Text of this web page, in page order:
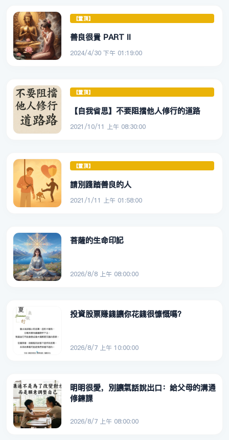
【置頂】
善良很貴 PART II
2024/4/30 下午 01:19:00
【置頂】
【自我省思】不要阻擋他人修行的道路
2021/10/11 上午 08:30:00
【置頂】
請別踐踏善良的人
2021/1/11 上午 01:58:00
菩薩的生命印記
2026/8/8 上午 08:00:00
投資股票賺錢讓你花錢很慷慨嗎？
2026/8/7 上午 10:00:00
明明很愛，別讓氣話說出口：給父母的溝通
修鍊課
2026/8/7 上午 08:00:00